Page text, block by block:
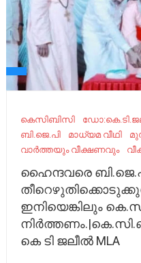
കെ‌സി‌ബി‌സി
ബി.ജെ.പി
മാധ്യമ വീഥി
വാർത്തയും വീക്ഷണവും
ഹൈന്ദവരെ
ഇനിയെങ്കിലും
കെ ടി ജലീൽ MLA